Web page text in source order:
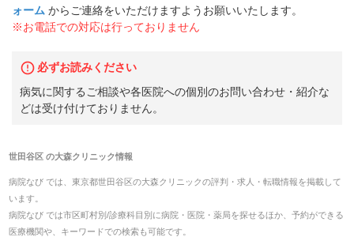
ォーム からご連絡をいただけますようお願いいたします。
※お電話での対応は行っておりません
必ずお読みください
病気に関するご相談や各医院への個別のお問い合わせ・紹介な
どは受け付けておりません。
世田谷区の大森クリニック情報
病院なび では、 東京都世田谷区の大森クリニックの評判・求人・転職情報を掲載して
います。
病院なび では市区町村別/診療科目別に病院・医院・薬局を探せるほか、予約ができる
医療機関や、キーワードでの検索も可能です。